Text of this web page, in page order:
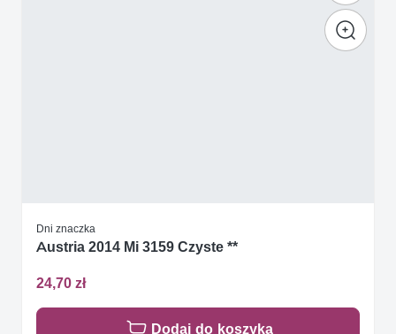
Dni znaczka
Austria 2014 Mi 3159 Czyste **
24,70 zł
Dodaj do koszyka